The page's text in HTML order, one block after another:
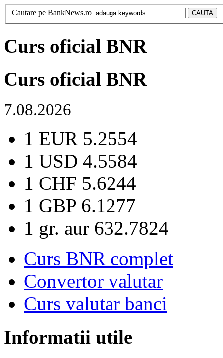
Cautare pe BankNews.ro
Curs oficial BNR
Curs oficial BNR
7.08.2026
1 EUR 5.2554
1 USD 4.5584
1 CHF 5.6244
1 GBP 6.1277
1 gr. aur 632.7824
Curs BNR complet
Convertor valutar
Curs valutar banci
Informatii utile